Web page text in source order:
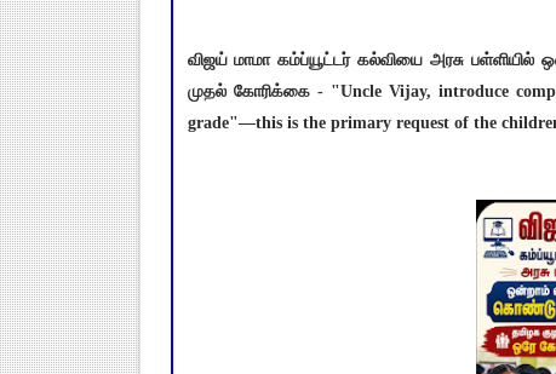
விஜய் மாமா கம்ப்யூட்டர் கல்வியை அரசு
முதல் கோரிக்கை - "Uncle Vijay, introduce
grade"—this is the primary request of the